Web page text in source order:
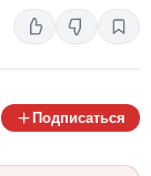
Подписаться